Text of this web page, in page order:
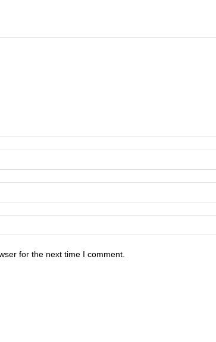
for the next time I comment.